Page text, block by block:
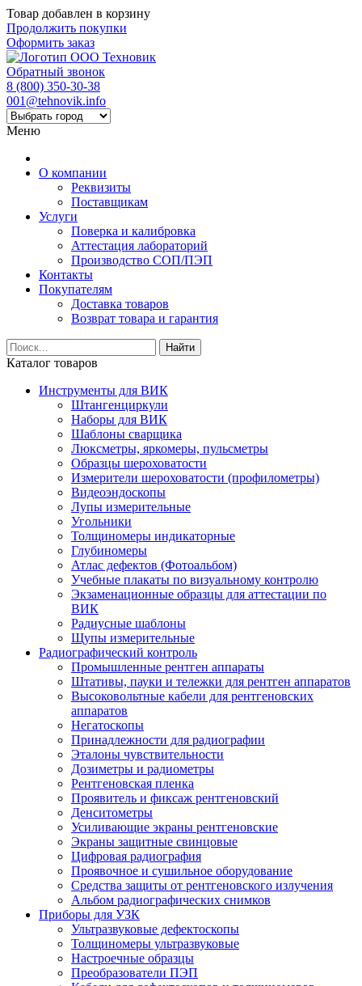
Товар добавлен в корзину
Продолжить покупки
Оформить заказ
Обратный звонок
8 (800) 350-30-38
001@tehnovik.info
Меню
О компании
Реквизиты
Поставщикам
Услуги
Поверка и калибровка
Аттестация лабораторий
Производство СОП/ПЭП
Контакты
Покупателям
Доставка товаров
Возврат товара и гарантия
Найти
Каталог товаров
Инструменты для ВИК
Штангенциркули
Наборы для ВИК
Шаблоны сварщика
Люксметры, яркомеры, пульсметры
Образцы шероховатости
Измерители шероховатости (профилометры)
Видеоэндоскопы
Лупы измерительные
Угольники
Толщиномеры индикаторные
Глубиномеры
Атлас дефектов (Фотоальбом)
Учебные плакаты по визуальному контролю
Экзаменационные образцы для аттестации по
ВИК
Радиусные шаблоны
Щупы измерительные
Радиографический контроль
Промышленные рентген аппараты
Штативы, пауки и тележки для рентген аппаратов
Высоковольтные кабели для рентгеновских
аппаратов
Негатоскопы
Принадлежности для радиографии
Эталоны чувствительности
Дозиметры и радиометры
Рентгеновская пленка
Проявитель и фиксаж рентгеновский
Денситометры
Усиливающие экраны рентгеновские
Экраны защитные свинцовые
Цифровая радиография
Проявочное и сушильное оборудование
Средства защиты от рентгеновского излучения
Альбом радиографических снимков
Приборы для УЗК
Ультразвуковые дефектоскопы
Толщиномеры ультразвуковые
Настроечные образцы
Преобразователи ПЭП